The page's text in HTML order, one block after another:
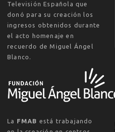
Televisión Española que
donó para su creación los
ingresos obtenidos durante
el acto homenaje en
recuerdo de Miguel Ángel
Blanco.
La FMAB está trabajando